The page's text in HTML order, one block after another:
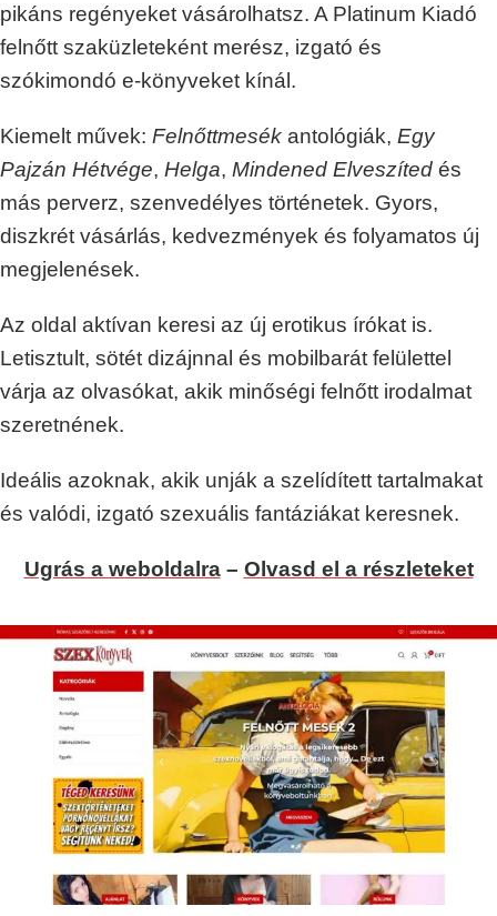
pikáns regényeket vásárolhatsz. A Platinum Kiadó
felnőtt szaküzleteként merész, izgató és
szókimondó e-könyveket kínál.
Kiemelt művek: Felnőttmesék antológiák, Egy
Pajzán Hétvége, Helga, Mindened Elveszíted és
más perverz, szenvedélyes történetek. Gyors,
diszkrét vásárlás, kedvezmények és folyamatos új
megjelenések.
Az oldal aktívan keresi az új erotikus írókat is.
Letisztult, sötét dizájnnal és mobilbarát felülettel
várja az olvasókat, akik minőségi felnőtt irodalmat
szeretnének.
Ideális azoknak, akik unják a szelídített tartalmakat
és valódi, izgató szexuális fantáziákat keresnek.
Ugrás a weboldalra– Olvasd el a részleteket